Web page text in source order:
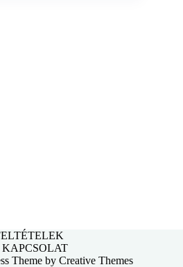
KAPCSOLAT
Theme by Creative Themes